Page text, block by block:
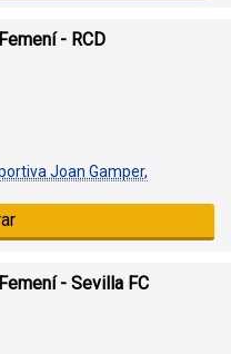
- RCD
Joan Gamper,
- Sevilla FC